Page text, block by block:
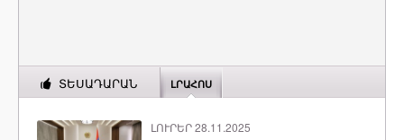
ՏԵՍԱԴԱՐԱՆ ԼՐԱՀՈՍ
ԼՈՒՐԵՐ 28.11.2025